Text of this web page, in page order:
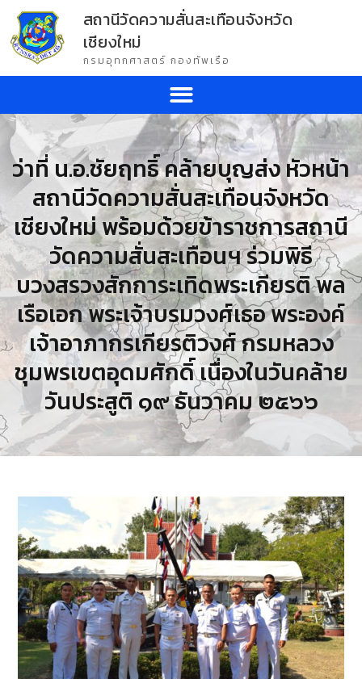
สถานีวัดความสั่นสะเทือนจังหวัด
เชียงใหม่
กรมอุทกศาสตร์ กองทัพเรือ
ว่าที่ น.อ.ชัยฤทธิ์ คล้ายบุญส่ง หัวหน้า
สถานีวัดความสั่นสะเทือนจังหวัด
เชียงใหม่ พร้อมด้วยข้าราชการสถานี
วัดความสั่นสะเทือนฯ ร่วมพิธี
บวงสรวงสักการะเทิดพระเกียรติ พล
เรือเอก พระเจ้าบรมวงศ์เธอ พระองค์
เจ้าอาภากรเกียรติวงศ์​ กรมหลวง
ชุมพรเขตอุดมศักดิ์ เนื่องในวันคล้าย
วันประสูติ ๑๙ ธันวาคม ๒๕๖๖